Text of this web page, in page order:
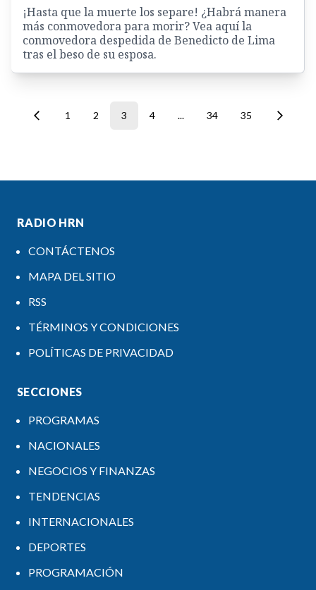
¡Hasta que la muerte los separe! ¿Habrá manera
más conmovedora para morir? Vea aquí la
conmovedora despedida de Benedicto de Lima
tras el beso de su esposa.
1 2 3 4 ... 34 35
RADIO HRN
CONTÁCTENOS
MAPA DEL SITIO
RSS
TÉRMINOS Y CONDICIONES
POLÍTICAS DE PRIVACIDAD
SECCIONES
PROGRAMAS
NACIONALES
NEGOCIOS Y FINANZAS
TENDENCIAS
INTERNACIONALES
DEPORTES
PROGRAMACIÓN